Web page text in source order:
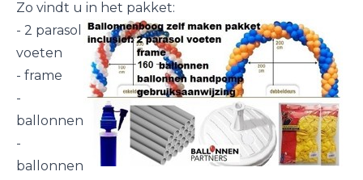
Zo vindt u in het pakket:
- 2 parasol
voeten
- frame
-
ballonnen
-
ballonnen